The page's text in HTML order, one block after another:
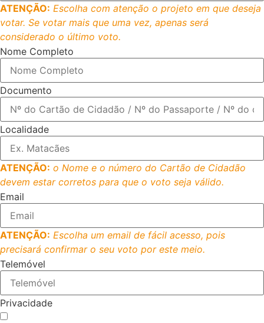
ATENÇÃO: Escolha com atenção o projeto em que deseja
votar. Se votar mais que uma vez, apenas será
considerado o último voto.
Nome Completo
Documento
Localidade
ATENÇÃO: o Nome e o número do Cartão de Cidadão
devem estar corretos para que o voto seja válido.
Email
ATENÇÃO: Escolha um email de fácil acesso, pois
precisará confirmar o seu voto por este meio.
Telemóvel
Privacidade